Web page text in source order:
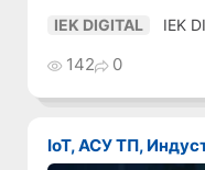
IEK DIGITAL IEK
142 0
IoT, АСУ ТП,